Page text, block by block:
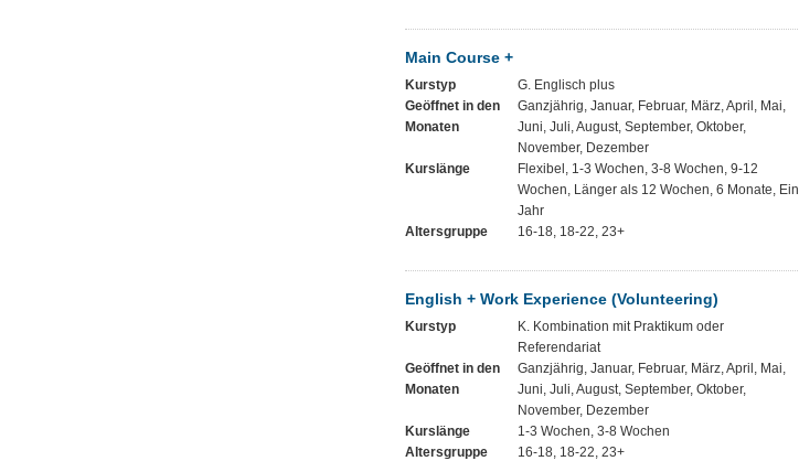
Main Course +
Kurstyp
G. Englisch plus
Geöffnet in den
Monaten
Ganzjährig, Januar, Februar, März, April, Mai,
Juni, Juli, August, September, Oktober,
November, Dezember
Kurslänge
Flexibel, 1-3 Wochen, 3-8 Wochen, 9-12
Wochen, Länger als 12 Wochen, 6 Monate, Ein
Jahr
Altersgruppe
16-18, 18-22, 23+
English + Work Experience (Volunteering)
Kurstyp
K. Kombination mit Praktikum oder
Referendariat
Geöffnet in den
Monaten
Ganzjährig, Januar, Februar, März, April, Mai,
Juni, Juli, August, September, Oktober,
November, Dezember
Kurslänge
1-3 Wochen, 3-8 Wochen
Altersgruppe
16-18, 18-22, 23+